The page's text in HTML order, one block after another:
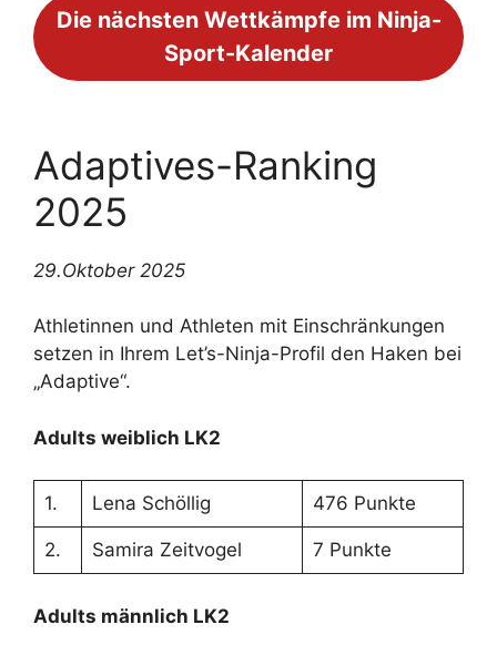
Die nächsten Wettkämpfe im Ninja-
Sport-Kalender
Adaptives-Ranking
2025
29.Oktober 2025
Athletinnen und Athleten mit Einschränkungen
setzen in Ihrem Let’s-Ninja-Profil den Haken bei
„Adaptive“.
Adults weiblich LK2
1. Lena Schöllig 476 Punkte
2. Samira Zeitvogel 7 Punkte
Adults männlich LK2